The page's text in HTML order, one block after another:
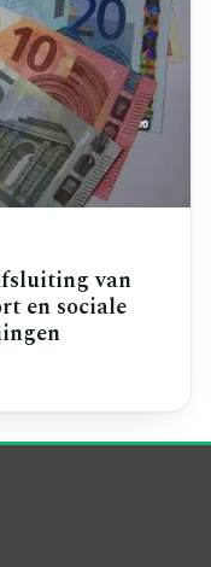
van
en sociale